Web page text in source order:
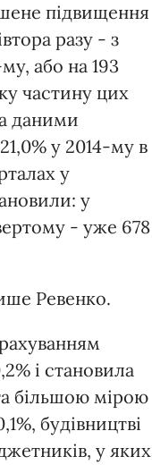
підвищення
разу - з
або на 193
частину цих
даними
у 2014-му в
у
у
- уже 678
Ревенко.
і становила
більшою мірою
будівництві
у яких